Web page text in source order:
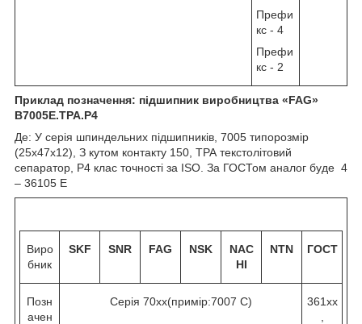
Префи
кс - 4
Префи
кс - 2
Приклад позначення: підшипник виробництва «FAG»
B7005Е.TPA.P4
Де: У серія шпиндельних підшипників, 7005 типорозмір
(25х47х12), З кутом контакту 150 , ТРА текстолітовий
сепаратор, Р4 клас точності за ISO. За ГОСТом аналог буде 4
– 36105 Е
Виро
бник
SKF SNR FAG NSK
NAC
HI
NTN ГОСТ
Позн
ачен
Серія 70хх(примір:7007 C)
361хх